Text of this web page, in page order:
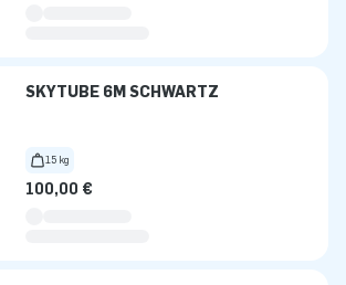
SKYTUBE 6M SCHWARTZ
15 kg
100,00 €